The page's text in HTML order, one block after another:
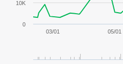
03/01 05/01
0
10K